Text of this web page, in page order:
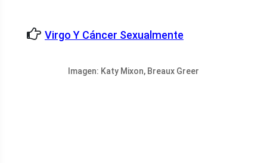
Virgo Y Cáncer Sexualmente
Imagen: Katy Mixon, Breaux Greer